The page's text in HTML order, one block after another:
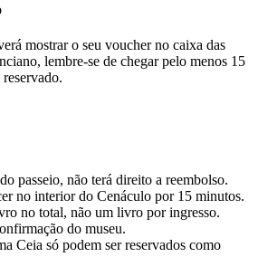
mostrar o seu voucher no caixa das
lembre-se de chegar pelo menos 15
passeio, não terá direito a reembolso.
no interior do Cenáculo por 15 minutos.
no total, não um livro por ingresso.
do museu.
Ceia só podem ser reservados como